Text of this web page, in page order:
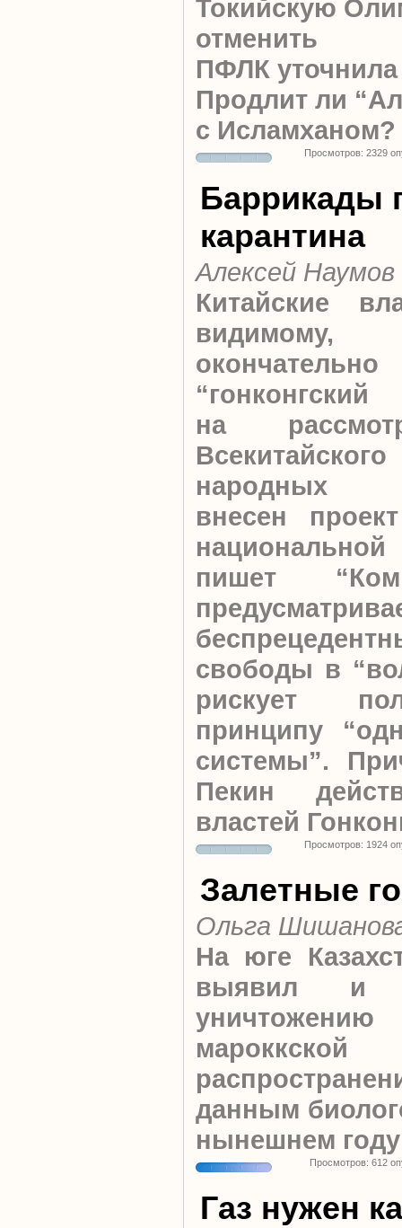
Токийскую
отменить
ПФЛК
Продлит ли
с Исламханом?
Просмотров: 2329
Баррикады
карантина
Алексей Наумов
Китайские
видимому,
на
народных
внесен
пишет
свободы в
рискует
принципу
системы”.
Пекин
властей
Просмотров: 1924
Залетные
Ольга
На юге
выявил и
уничтожению
данным
нынешнем
Просмотров: 612
Газ нужен